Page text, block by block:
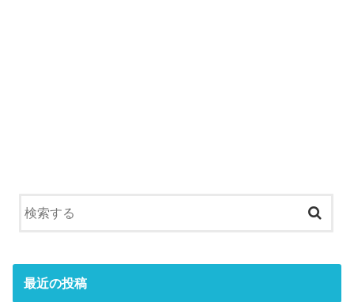
最近の投稿